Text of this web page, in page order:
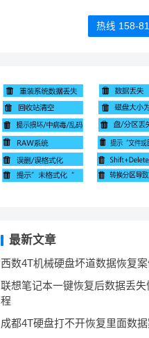
热线 158-
最新文章
西数4T机械硬盘坏道数据恢复案
联想笔记本一键恢复后数据丢失
程
成都4T硬盘打不开恢复里面数据